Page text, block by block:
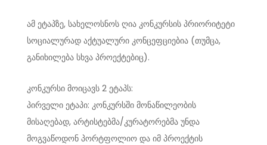
ამ ეტაპზე, სახელოსნოს ღია კონკურსის პრიორიტეტი
სოციალურად აქტუალური კონცეფციებია (თუმცა,
განიხილება სხვა პროექტებიც).
კონკურსი მოიცავს 2 ეტაპს:
პირველი ეტაპი: კონკურსში მონაწილეობის
მისაღებად, არტისტებმა/კურატორებმა უნდა
მოგვაწოდონ პორტფოლიო და იმ პროექტის